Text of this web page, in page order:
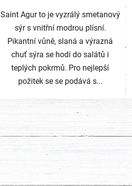
Saint Agur to je vyzrálý smetanový
sýr s vnitřní modrou plísní.
Pikantní vůně, slaná a výrazná
chuť sýra se hodí do salátů i
teplých pokrmů. Pro nejlepší
požitek se se podává s...